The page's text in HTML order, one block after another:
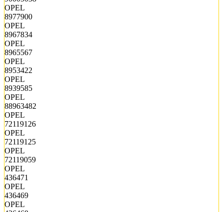
OPEL
8977900
OPEL
8967834
OPEL
8965567
OPEL
8953422
OPEL
8939585
OPEL
88963482
OPEL
72119126
OPEL
72119125
OPEL
72119059
OPEL
436471
OPEL
436469
OPEL